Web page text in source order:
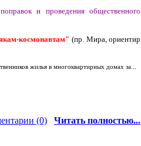
и проведения общественного
космонавтам" (пр. Мира, ориентир
жилья в многоквартирных домах за...
(0) Читать полностью...